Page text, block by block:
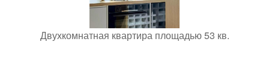
Двухкомнатная квартира площадью 53 кв.